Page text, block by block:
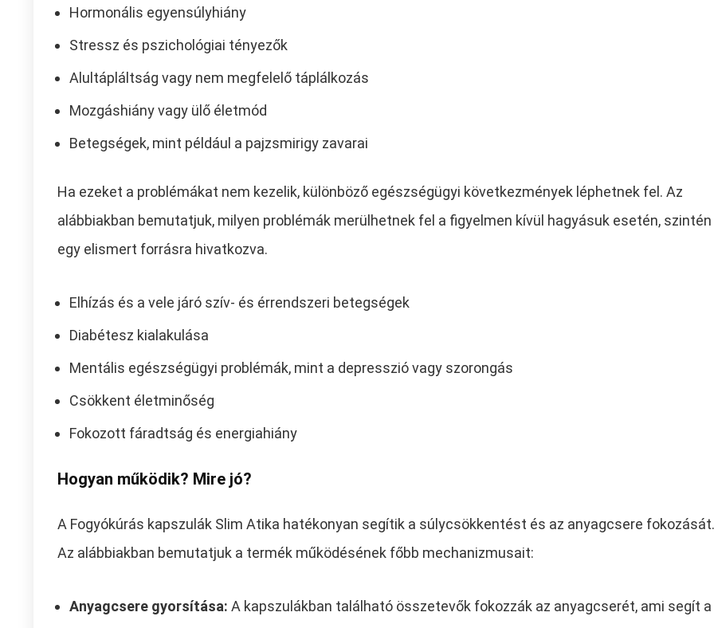
Hormonális egyensúlyhiány
Stressz és pszichológiai tényezők
Alultápláltság vagy nem megfelelő táplálkozás
Mozgáshiány vagy ülő életmód
Betegségek, mint például a pajzsmirigy zavarai
Ha ezeket a problémákat nem kezelik, különböző egészségügyi következmények léphetnek fel. Az
alábbiakban bemutatjuk, milyen problémák merülhetnek fel a figyelmen kívül hagyásuk esetén, szintén
egy elismert forrásra hivatkozva.
Elhízás és a vele járó szív- és érrendszeri betegségek
Diabétesz kialakulása
Mentális egészségügyi problémák, mint a depresszió vagy szorongás
Csökkent életminőség
Fokozott fáradtság és energiahiány
Hogyan működik? Mire jó?
A Fogyókúrás kapszulák Slim Atika hatékonyan segítik a súlycsökkentést és az anyagcsere fokozását.
Az alábbiakban bemutatjuk a termék működésének főbb mechanizmusait:
Anyagcsere gyorsítása: A kapszulákban található összetevők fokozzák az anyagcserét, ami segít a